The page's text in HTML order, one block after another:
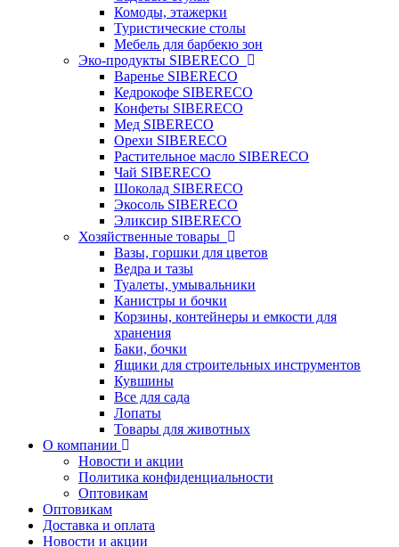
Комоды, этажерки
Туристические столы
Мебель для барбекю зон
Эко-продукты SIBERECO
Варенье SIBERECO
Кедрокофе SIBERECO
Конфеты SIBERECO
Мед SIBERECO
Орехи SIBERECO
Растительное масло SIBERECO
Чай SIBERECO
Шоколад SIBERECO
Экосоль SIBERECO
Эликсир SIBERECO
Хозяйственные товары
Вазы, горшки для цветов
Ведра и тазы
Туалеты, умывальники
Канистры и бочки
Корзины, контейнеры и емкости для
хранения
Баки, бочки
Ящики для строительных инструментов
Кувшины
Все для сада
Лопаты
Товары для животных
О компании
Новости и акции
Политика конфиденциальности
Оптовикам
Оптовикам
Доставка и оплата
Новости и акции